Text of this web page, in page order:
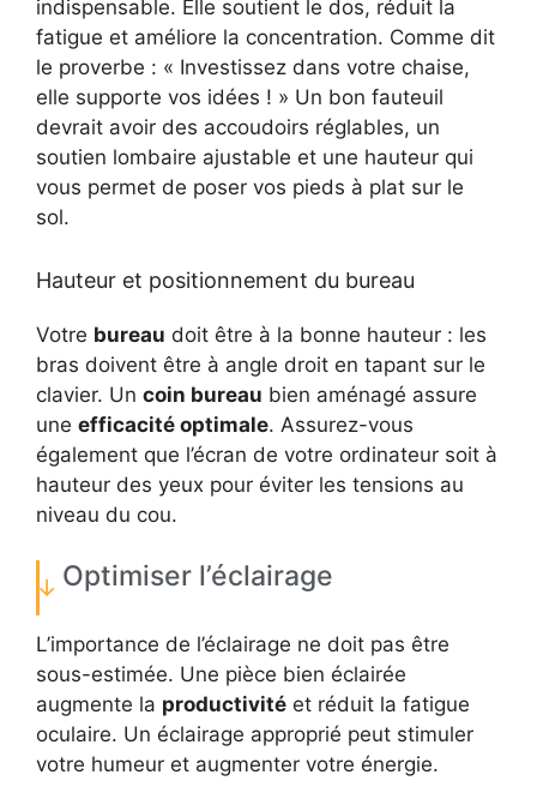
indispensable. Elle soutient le dos, réduit la
fatigue et améliore la concentration. Comme dit
le proverbe : « Investissez dans votre chaise,
elle supporte vos idées ! » Un bon fauteuil
devrait avoir des accoudoirs réglables, un
soutien lombaire ajustable et une hauteur qui
vous permet de poser vos pieds à plat sur le
sol.
Hauteur et positionnement du bureau
Votre bureau doit être à la bonne hauteur : les
bras doivent être à angle droit en tapant sur le
clavier. Un coin bureau bien aménagé assure
une efficacité optimale. Assurez-vous
également que l’écran de votre ordinateur soit à
hauteur des yeux pour éviter les tensions au
niveau du cou.
Optimiser l’éclairage
L’importance de l’éclairage ne doit pas être
sous-estimée. Une pièce bien éclairée
augmente la productivité et réduit la fatigue
oculaire. Un éclairage approprié peut stimuler
votre humeur et augmenter votre énergie.